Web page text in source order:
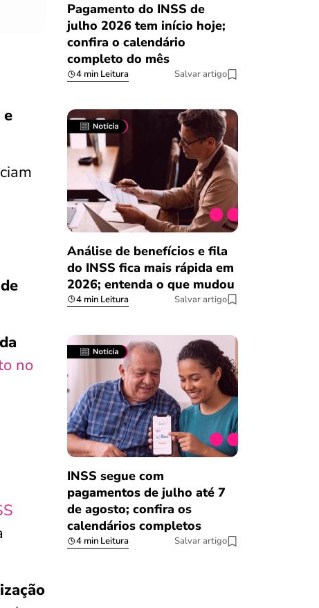
e
no
Pagamento do INSS de
julho 2026 tem início hoje;
confira o calendário
completo do mês
4 min Leitura Salvar artigo
Análise de benefícios e fila
do INSS fica mais rápida em
2026; entenda o que mudou
4 min Leitura Salvar artigo
INSS segue com
pagamentos de julho até 7
de agosto; confira os
calendários completos
4 min Leitura Salvar artigo